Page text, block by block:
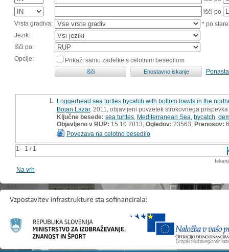
išči po
Vrsta gradiva:
* po
Jezik:
Išči po:
Opcije:
Prikaži samo zadetke s celotnim besedilom
1 - 1 / 1
1. Loggerhead sea turtles bycatch with bottom trawls in the
Bojan Lazar, 2011, objavljeni povzetek strokovnega
Ključne besede: sea turtles Mediterranean Sea bycatch
Objavljeno v RUP: 15.10.2013; Ogledov: 23563; Prenosov:
Povezava na celotno besedilo
Na vrh